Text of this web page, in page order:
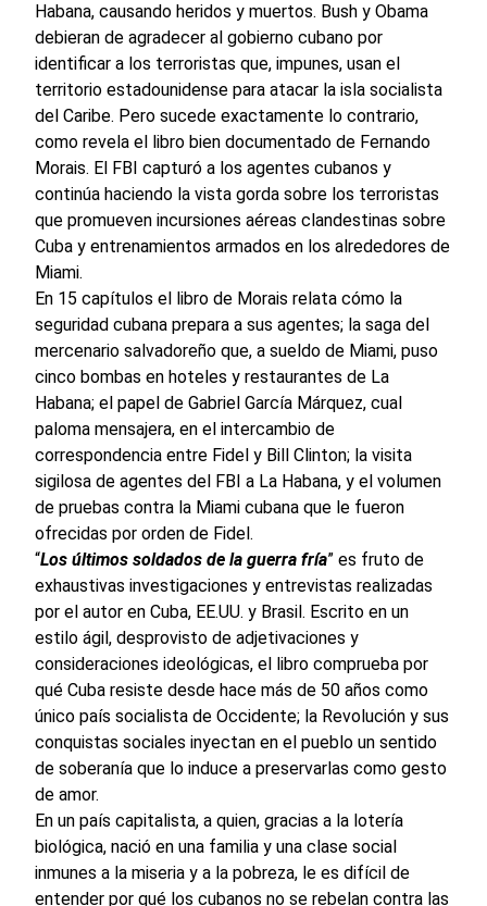
Habana, causando heridos y muertos. Bush y Obama
debieran de agradecer al gobierno cubano por
identificar a los terroristas que, impunes, usan el
territorio estadounidense para atacar la isla socialista
del Caribe. Pero sucede exactamente lo contrario,
como revela el libro bien documentado de Fernando
Morais. El FBI capturó a los agentes cubanos y
continúa haciendo la vista gorda sobre los terroristas
que promueven incursiones aéreas clandestinas sobre
Cuba y entrenamientos armados en los alrededores de
Miami.
En 15 capítulos el libro de Morais relata cómo la
seguridad cubana prepara a sus agentes; la saga del
mercenario salvadoreño que, a sueldo de Miami, puso
cinco bombas en hoteles y restaurantes de La
Habana; el papel de Gabriel García Márquez, cual
paloma mensajera, en el intercambio de
correspondencia entre Fidel y Bill Clinton; la visita
sigilosa de agentes del FBI a La Habana, y el volumen
de pruebas contra la Miami cubana que le fueron
ofrecidas por orden de Fidel.
“Los últimos soldados de la guerra fría” es fruto de
exhaustivas investigaciones y entrevistas realizadas
por el autor en Cuba, EE.UU. y Brasil. Escrito en un
estilo ágil, desprovisto de adjetivaciones y
consideraciones ideológicas, el libro comprueba por
qué Cuba resiste desde hace más de 50 años como
único país socialista de Occidente; la Revolución y sus
conquistas sociales inyectan en el pueblo un sentido
de soberanía que lo induce a preservarlas como gesto
de amor.
En un país capitalista, a quien, gracias a la lotería
biológica, nació en una familia y una clase social
inmunes a la miseria y a la pobreza, le es difícil de
entender por qué los cubanos no se rebelan contra las